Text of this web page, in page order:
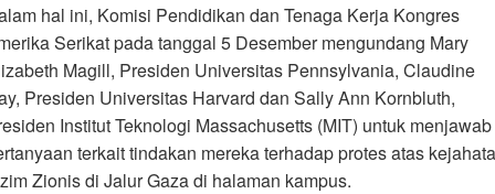
hal ini, Komisi Pendidikan dan Tenaga Kerja Kongres
Serikat pada tanggal 5 Desember mengundang Mary
Magill, Presiden Universitas Pennsylvania, Claudine
Presiden Universitas Harvard dan Sally Ann Kornbluth,
Institut Teknologi Massachusetts (MIT) untuk menjawab
terkait tindakan mereka terhadap protes atas
Zionis di Jalur Gaza di halaman kampus.